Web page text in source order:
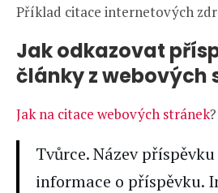
Příklad citace internetových
Jak odkazovat
články z webových
Jak na citace webových stránek?
Tvůrce. Název
informace o příspěvku.